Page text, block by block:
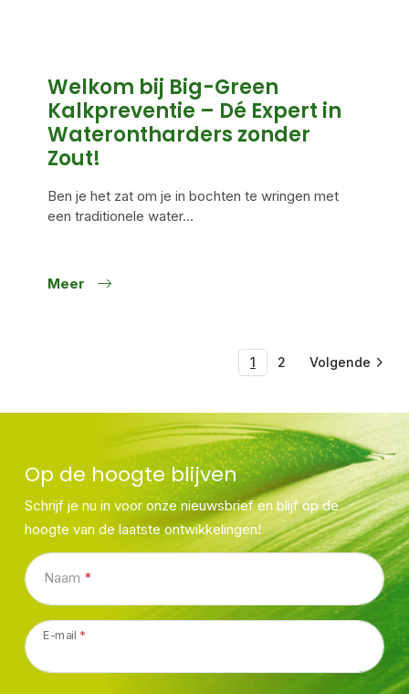
Welkom bij Big-Green
Kalkpreventie – Dé Expert in
Waterontharders zonder
Zout!
Ben je het zat om je in bochten te wringen met
een traditionele water...
Meer
1 2 Volgende
Op de hoogte blijven
Schrijf je nu in voor onze nieuwsbrief en blijf op de
hoogte van de laatste ontwikkelingen!
Naam *
E-mail *